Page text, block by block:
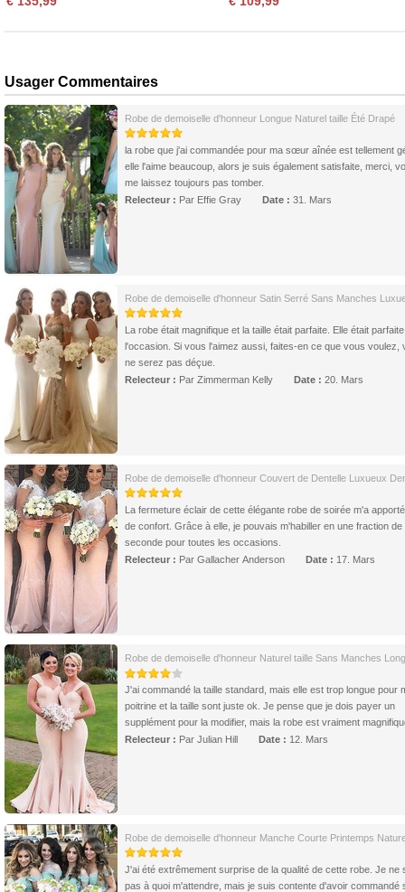
Usager Commentaires
Robe de demoiselle d'honneur Longue Naturel taille Été Drapé
la robe que j'ai commandée pour ma sœur aînée est tellement
elle l'aime beaucoup, alors je suis également satisfaite, merci,
me laissez toujours pas tomber.
Relecteur : Par Effie Gray Date : 31. Mars
Robe de demoiselle d'honneur Satin Serré Sans Manches
La robe était magnifique et la taille était parfaite. Elle était
l'occasion. Si vous l'aimez aussi, faites-en ce que vous voulez,
ne serez pas déçue.
Relecteur : Par Zimmerman Kelly Date : 20. Mars
Robe de demoiselle d'honneur Couvert de Dentelle Luxueux
La fermeture éclair de cette élégante robe de soirée m'a
de confort. Grâce à elle, je pouvais m'habiller en une fraction de
seconde pour toutes les occasions.
Relecteur : Par Gallacher Anderson Date : 17. Mars
Robe de demoiselle d'honneur Naturel taille Sans Manches
J'ai commandé la taille standard, mais elle est trop longue pour
poitrine et la taille sont juste ok. Je pense que je dois payer un
supplément pour la modifier, mais la robe est vraiment
Relecteur : Par Julian Hill Date : 12. Mars
Robe de demoiselle d'honneur Manche Courte Printemps
J'ai été extrêmement surprise de la qualité de cette robe. Je ne
pas à quoi m'attendre, mais je suis contente d'avoir commandé